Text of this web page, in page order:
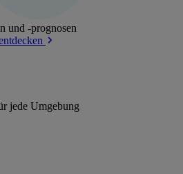
und -prognosen
jede Umgebung